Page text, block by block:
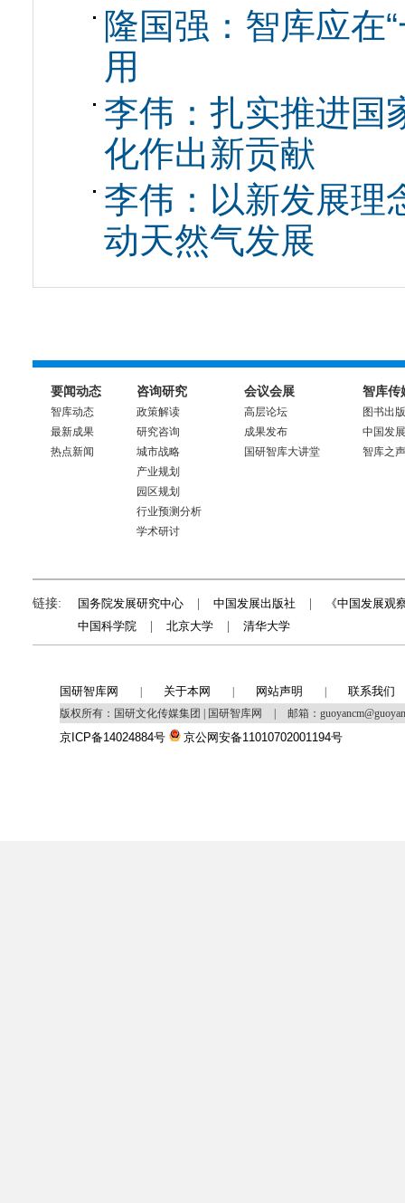
隆国强：智库应在
用
李伟：扎实推进国
化作出新贡献
李伟：以新发展理
动天然气发展
要闻动态
智库动态
最新成果
热点新闻
咨询研究
政策解读
研究咨询
城市战略
产业规划
园区规划
行业预测分析
学术研讨
会议会展
高层论坛
成果发布
国研智库大讲堂
智库传
图书出版
中国发
智库之声
链接: 国务院发展研究中心 中国发展出版社
《中国发展观
中国科学院
北京大学 清华大学
国研智库网 关于本网 网站声明 联系我们
版权所有：国研文化传媒集团 | 国研智库网 邮箱：
京ICP备14024884号 京公网安备11010702001194号